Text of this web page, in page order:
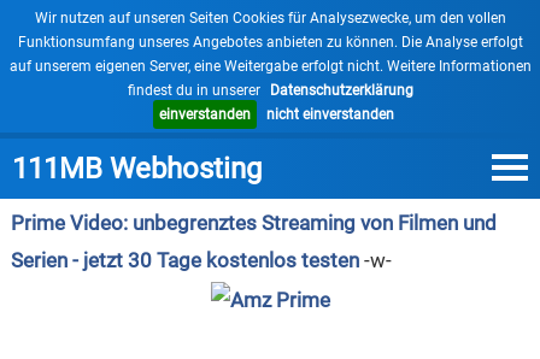
Wir nutzen auf unseren Seiten Cookies für Analysezwecke, um den vollen
Funktionsumfang unseres Angebotes anbieten zu können. Die Analyse erfolgt
auf unserem eigenen Server, eine Weitergabe erfolgt nicht. Weitere Informationen
findest du in unserer
Datenschutzerklärung
einverstanden
nicht einverstanden
111MB Webhosting
×
Prime Video: unbegrenztes Streaming von Filmen und
Serien - jetzt 30 Tage kostenlos testen -w-